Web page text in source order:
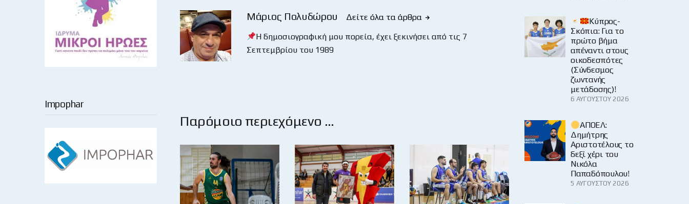
Impophar
Μάριος Πολυδώρου
Δείτε όλα τα άρθρα
Η δημοσιογραφική μου πορεία, έχει ξεκινήσει από τις 7
Σεπτεμβρίου του 1989
Παρόμοιο περιεχόμενο …
Κύπρος-
Σκόπια: Για το
πρώτο βήμα
απέναντι στους
οικοδεσπότες
(Σύνδεσμος
ζωντανής
μετάδοσης)!
6 ΑΥΓΟΎΣΤΟΥ 2026
ΑΠΟΕΛ:
Δημήτρης
Αριστοτέλους το
δεξί χέρι του
Νικόλα
Παπαδόπουλου!
5 ΑΥΓΟΎΣΤΟΥ 2026